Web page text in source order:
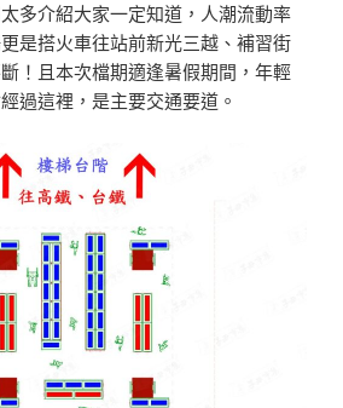
多介紹大家一定知道，人潮流動率
是搭火車往站前新光三越、補習街
！且本次檔期適逢暑假期間，年輕
過這裡，是主要交通要道。